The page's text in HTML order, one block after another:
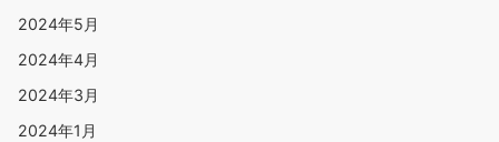
2024年5月
2024年4月
2024年3月
2024年1月